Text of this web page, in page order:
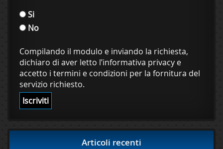
Si
No
Compilando il modulo e inviando la richiesta,
dichiaro di aver letto l’informativa privacy e
accetto i termini e condizioni per la fornitura del
servizio richiesto.
Articoli recenti